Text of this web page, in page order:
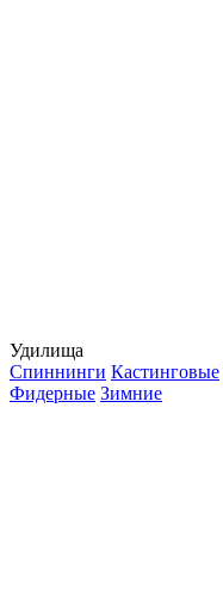
Удилища
Спиннинги Кастинговые
Фидерные Зимние